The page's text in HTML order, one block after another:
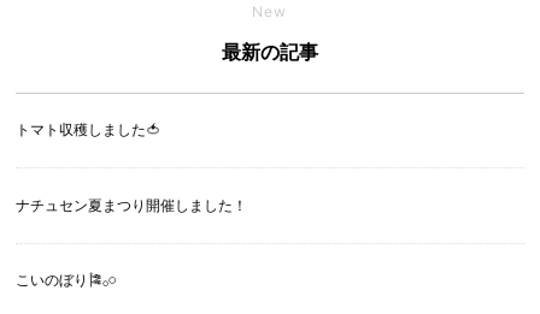
New
最新の記事
トマト収穫しました🍅
ナチュセン夏まつり開催しました！
こいのぼり🎏‪𓂂𓏸